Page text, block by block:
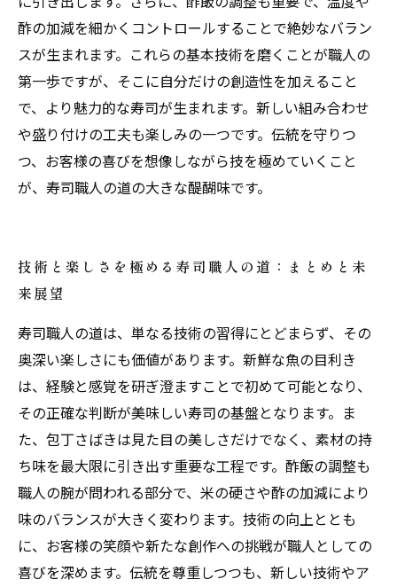
酢の加減を細かくコントロールすることで絶妙なバラン
スが生まれます。これらの基本技術を磨くことが職人の
第一歩ですが、そこに自分だけの創造性を加えること
で、より魅力的な寿司が生まれます。新しい組み合わせ
や盛り付けの工夫も楽しみの一つです。伝統を守りつ
つ、お客様の喜びを想像しながら技を極めていくこと
が、寿司職人の道の大きな醍醐味です。
技術と楽しさを極める寿司職人の道：まとめと未
来展望
寿司職人の道は、単なる技術の習得にとどまらず、その
奥深い楽しさにも価値があります。新鮮な魚の目利き
は、経験と感覚を研ぎ澄ますことで初めて可能となり、
その正確な判断が美味しい寿司の基盤となります。ま
た、包丁さばきは見た目の美しさだけでなく、素材の持
ち味を最大限に引き出す重要な工程です。酢飯の調整も
職人の腕が問われる部分で、米の硬さや酢の加減により
味のバランスが大きく変わります。技術の向上ととも
に、お客様の笑顔や新たな創作への挑戦が職人としての
喜びを深めます。伝統を尊重しつつも、新しい技術やア